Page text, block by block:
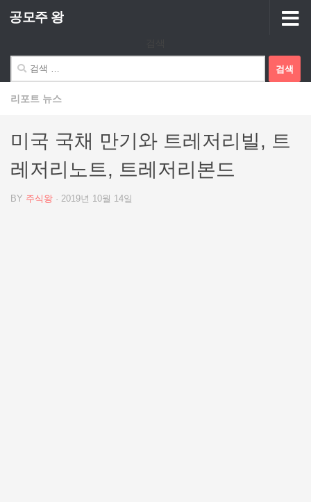
Skip to content
공모주 왕
색:
리포트 뉴스
미국 국채 만기와 트레저리빌, 트
레저리노트, 트레저리본드
BY 주식왕 · 2019년 10월 14일